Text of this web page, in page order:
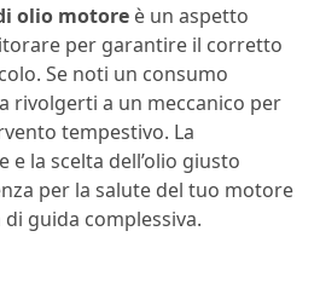
olio motore è un aspetto
per garantire il corretto
Se noti un consumo
rivolgerti a un meccanico per
tempestivo. La
la scelta dell’olio giusto
per la salute del tuo motore
guida complessiva.